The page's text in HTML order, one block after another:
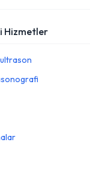
Hizmetler